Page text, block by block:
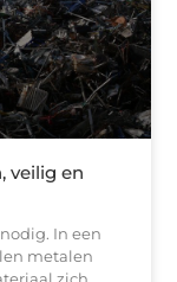
veilig en
In een
metalen